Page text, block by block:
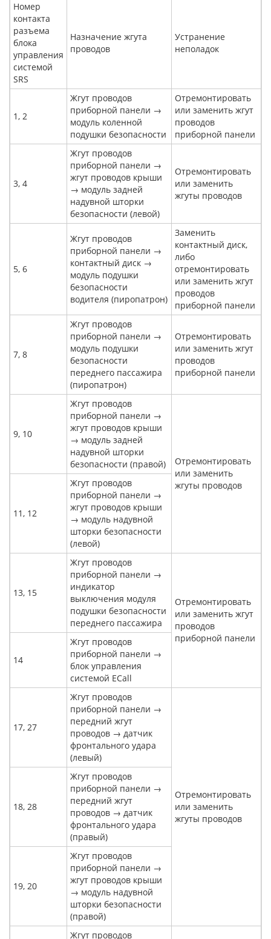
Номер
контакта
разъема
блока
управления
системой
SRS
Назначение жгута
проводов
Устранение
неполадок
1, 2
Жгут проводов
приборной панели →
модуль коленной
подушки безопасности
Отремонтировать
или заменить жгут
проводов
приборной панели
3, 4
Жгут проводов
приборной панели →
жгут проводов крыши
→ модуль задней
надувной шторки
безопасности (левой)
Отремонтировать
или заменить
жгуты проводов
5, 6
Жгут проводов
приборной панели →
контактный диск →
модуль подушки
безопасности
водителя (пиропатрон)
Заменить
контактный диск,
либо
отремонтировать
или заменить жгут
проводов
приборной панели
7, 8
Жгут проводов
приборной панели →
модуль подушки
безопасности
переднего пассажира
(пиропатрон)
Отремонтировать
или заменить жгут
проводов
приборной панели
9, 10
Жгут проводов
приборной панели →
жгут проводов крыши
→ модуль задней
надувной шторки
безопасности (правой)
Отремонтировать
или заменить
жгуты проводов
11, 12
Жгут проводов
приборной панели →
жгут проводов крыши
→ модуль надувной
шторки безопасности
(левой)
13, 15
Жгут проводов
приборной панели →
индикатор
выключения модуля
подушки безопасности
переднего пассажира
Отремонтировать
или заменить жгут
проводов
приборной панели
14
Жгут проводов
приборной панели →
блок управления
системой ECall
17, 27
Жгут проводов
приборной панели →
передний жгут
проводов → датчик
фронтального удара
(левый)
Отремонтировать
или заменить
жгуты проводов
18, 28
Жгут проводов
приборной панели →
передний жгут
проводов → датчик
фронтального удара
(правый)
19, 20
Жгут проводов
приборной панели →
жгут проводов крыши
→ модуль надувной
шторки безопасности
(правой)
Жгут проводов